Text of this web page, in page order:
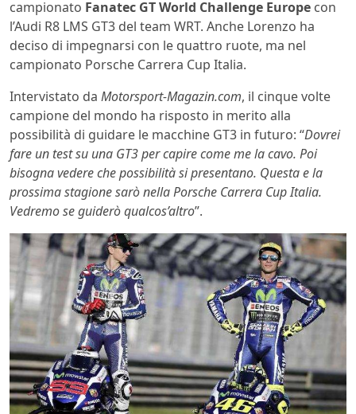
campionato Fanatec GT World Challenge Europe con
l’Audi R8 LMS GT3 del team WRT. Anche Lorenzo ha
deciso di impegnarsi con le quattro ruote, ma nel
campionato Porsche Carrera Cup Italia.
Intervistato da Motorsport-Magazin.com, il cinque volte
campione del mondo ha risposto in merito alla
possibilità di guidare le macchine GT3 in futuro: “Dovrei
fare un test su una GT3 per capire come me la cavo. Poi
bisogna vedere che possibilità si presentano. Questa e la
prossima stagione sarò nella Porsche Carrera Cup Italia.
Vedremo se guiderò qualcos’altro”.